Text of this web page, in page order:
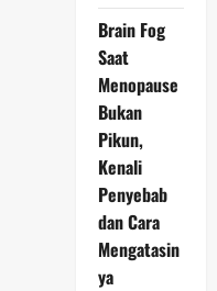
Brain Fog
Saat
Menopause
Bukan
Pikun,
Kenali
Penyebab
dan Cara
Mengatasin
ya